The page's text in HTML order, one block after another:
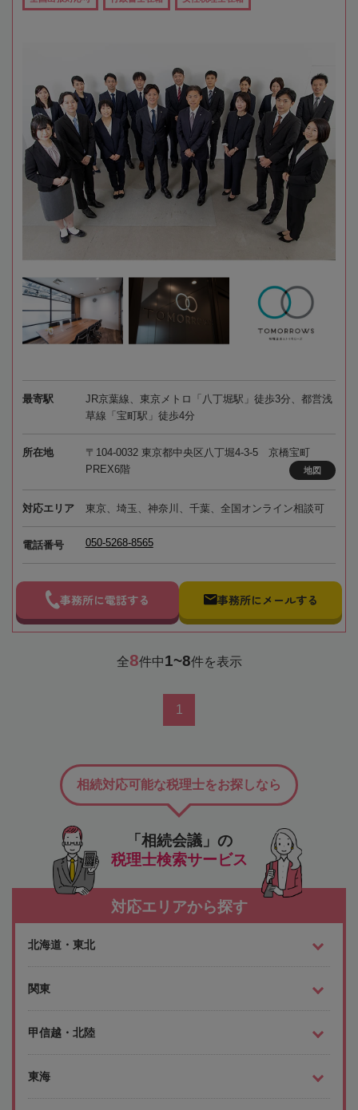
最寄駅
JR京葉線、東京メトロ「八丁堀駅」徒歩3分、都営浅
草線「宝町駅」徒歩4分
所在地
〒104-0032 東京都中央区八丁堀4-3-5 京橋宝町
PREX6階
地図
対応エリア 東京、埼玉、神奈川、千葉、全国オンライン相談可
電話番号 050-5268-8565
事務所に電話する 事務所にメールする
全8件中1~8件を表示
1
「相続会議」の
税理士検索サービス
相続対応可能な税理士をお探しなら
対応エリアから探す
北海道・東北
関東
甲信越・北陸
東海